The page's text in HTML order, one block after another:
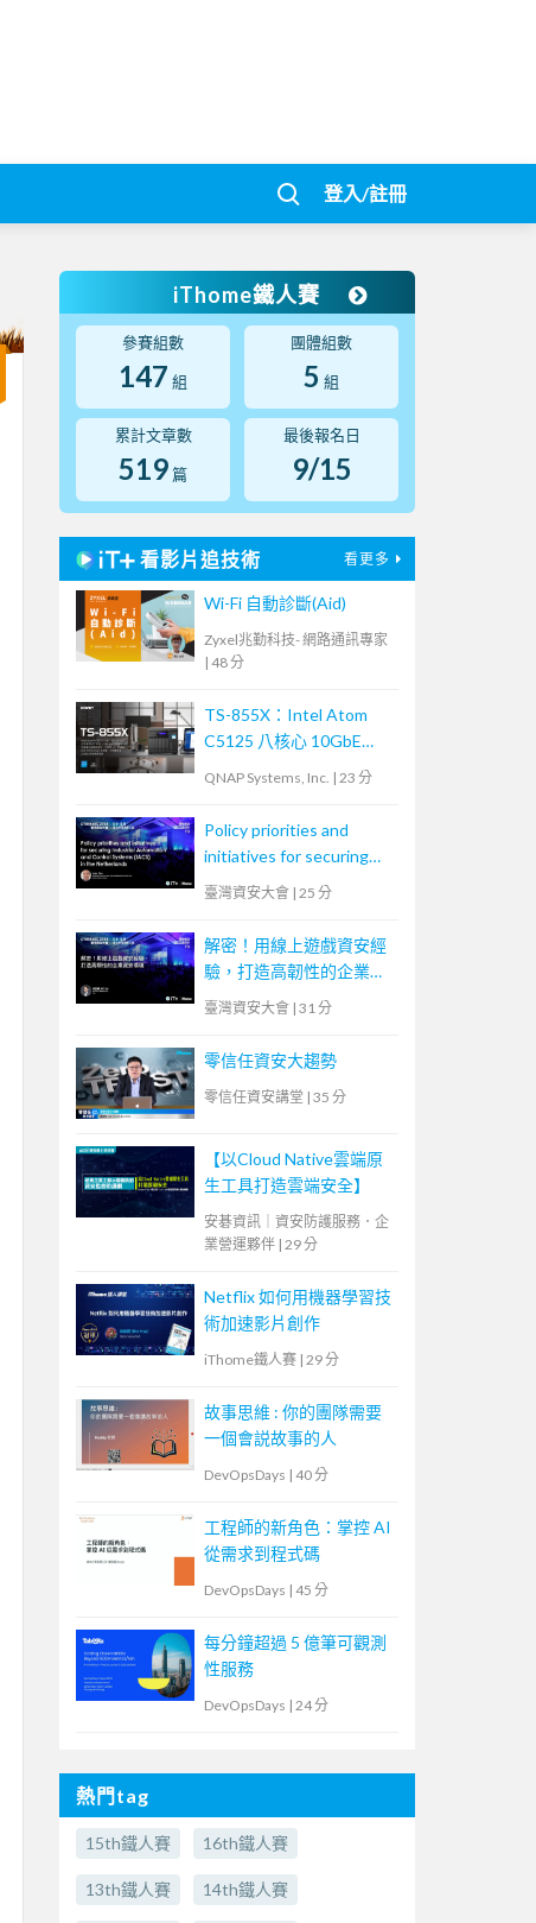
登入/註冊
iThome鐵人賽
參賽組數
147 組
團體組數
5 組
累計文章數
519 篇
最後報名日
9/15
看影片追技術 看更多
Wi-Fi 自動診斷(Aid)
Zyxel兆勤科技- 網路通訊專家
| 48 分
TS-855X：Intel Atom
C5125 八核心 10GbE
NAS，內建雙 M.2 NVMe
構適合中小企業備份及監
QNAP Systems, Inc. | 23 分
Policy priorities and
initiatives for securing
Industrial Automation
(IACS) in the
Netherlands
臺灣資安大會 | 25 分
解密！用線上遊戲資安經
驗，打造高韌性的企業資
安環境
臺灣資安大會 | 31 分
零信任資安大趨勢
零信任資安講堂 | 35 分
【以Cloud Native雲端原
生工具打造雲端安全】
安碁資訊｜資安防護服務．企
業營運夥伴 | 29 分
Netflix 如何用機器學習技
術加速影片創作
iThome鐵人賽 | 29 分
故事思維 : 你的團隊需要
一個會説故事的人
DevOpsDays | 40 分
工程師的新角色：掌控 AI
從需求到程式碼
DevOpsDays | 45 分
每分鐘超過 5 億筆可觀測
性服務
DevOpsDays | 24 分
熱門tag
15th鐵人賽 16th鐵人賽
13th鐵人賽 14th鐵人賽